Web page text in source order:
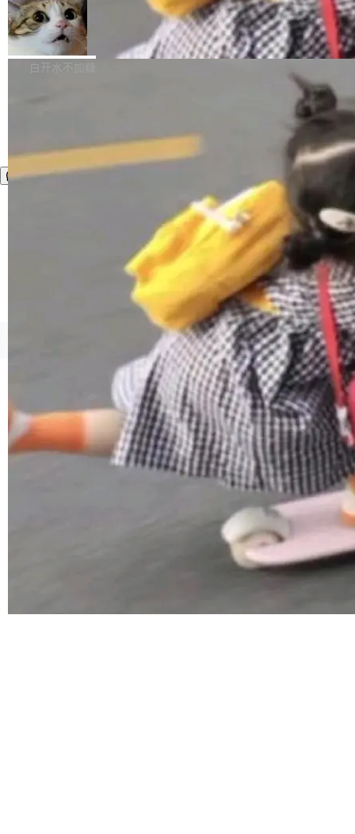
型。谁在开源赛道上领先，...
nt。他最近在博客上写了一篇文章，核心论点很
简单：开发者工具必须开源。 理由不是传统的自
由软件情怀，而是一个跟 AI agent 直接相关的
技术判断。 两行 prompt 就能个性化任何软件 C
DeepSeek Harness 团队负责人崔添翼（tiany
i）在 X 上发帖： 「如果你是 Agent Harness 相
关开源项目的开发者，希望参加 DeepSeek Har
ness 的内测，可以回复或私信联系我。请附上
Harness 负责把能力落到真实环境中——调用工
具、读写文件、管理上下文、处理错误、完成闭
环。崔添翼招人的标...
商汤 SenseNova U1.5-Lite-Preview
开源
商汤科技宣布面向社区开源轻量级统一多模态模
型的预览版本 SenseNova U1.5-Lite-Preview。
理解、推理、生成与编辑，还仅以 8B-MoT 的轻
量大小，将能力推进到4K、更精细的真实质感、
更复杂的视觉控制和可持续迭代编辑。 相比 U
1，U1.5-Lite-Preview 在以下方向上带来了显著
提升： 原生支持4K图像生成； 更精细的局部纹
理、细节与真实世界质感； 更准确的中英文文字
生成与复杂版式组织； 更稳定的图...
白开水不加糖
©OSCHINA(OSChina.NET) 京ICP备2025119063号